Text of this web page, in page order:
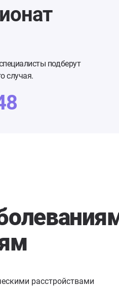
подберут
случая.
расстройствами